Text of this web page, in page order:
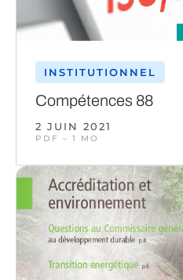
INSTITUTIONNEL
Compétences 88
2 JUIN 2021
PDF – 1 MO